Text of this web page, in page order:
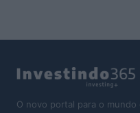
O novo portal para o mundo